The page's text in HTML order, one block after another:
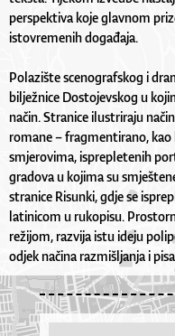
perspektiva koje glavnom
istovremenih događaja.
Polazište scenografskog i
bilježnice Dostojevskog u
način. Stranice ilustriraju
romane – fragmentirano,
smjerovima, isprepletenih
gradova u kojima su
stranice Risunki, gdje se
latinicom u rukopisu.
režijom, razvija istu ideju
odjek načina razmišljanja i